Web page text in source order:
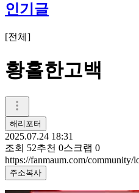
인기글
[전체 ]
황홀한고백
해리포터
2025.07.24 18:31
조회 52추천 0스크랩 0
https://fanmaum.com/community/
주소복사